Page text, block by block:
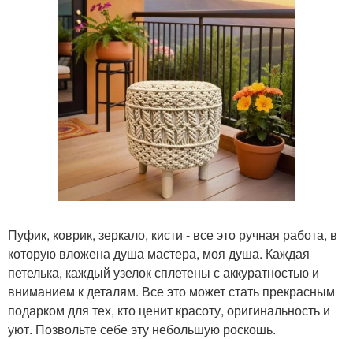
Пуфик, коврик, зеркало, кисти - все это ручная работа, в
которую вложена душа мастера, моя душа. Каждая
петелька, каждый узелок сплетены с аккуратностью и
вниманием к деталям. Все это может стать прекрасным
подарком для тех, кто ценит красоту, оригинальность и
уют. Позвольте себе эту небольшую роскошь.